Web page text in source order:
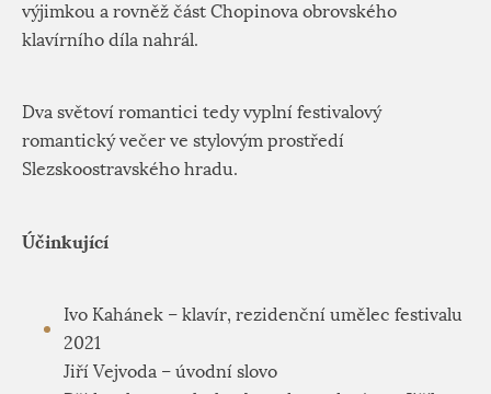
výjimkou a rovněž část Chopinova obrovského
klavírního díla nahrál.
Dva světoví romantici tedy vyplní festivalový
romantický večer ve stylovým prostředí
Slezskoostravského hradu.
Účinkující
Ivo Kahánek – klavír, rezidenční umělec festivalu
2021
Jiří Vejvoda – úvodní slovo